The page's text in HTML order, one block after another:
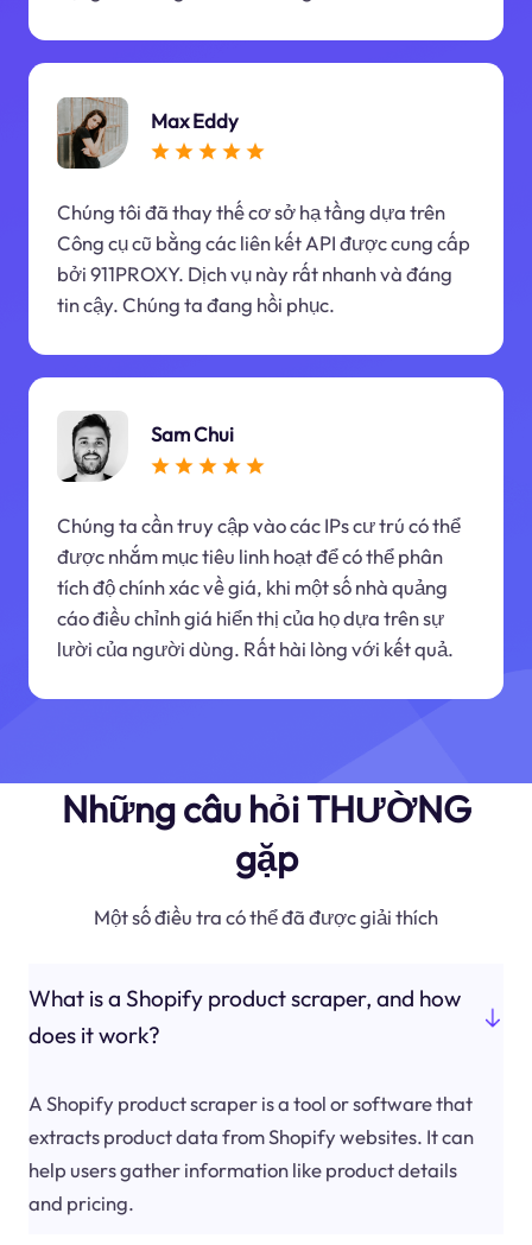
Max Eddy
Chúng tôi đã thay thế cơ sở hạ tầng dựa trên
Công cụ cũ bằng các liên kết API được cung cấp
bởi 911PROXY. Dịch vụ này rất nhanh và đáng
tin cậy. Chúng ta đang hồi phục.
Sam Chui
Chúng ta cần truy cập vào các IPs cư trú có thể
được nhắm mục tiêu linh hoạt để có thể phân
tích độ chính xác về giá, khi một số nhà quảng
cáo điều chỉnh giá hiển thị của họ dựa trên sự
lười của người dùng. Rất hài lòng với kết quả.
Những câu hỏi THƯỜNG
gặp
Một số điều tra có thể đã được giải thích
What is a Shopify product scraper, and how
does it work?
A Shopify product scraper is a tool or software that
extracts product data from Shopify websites. It can
help users gather information like product details
and pricing.